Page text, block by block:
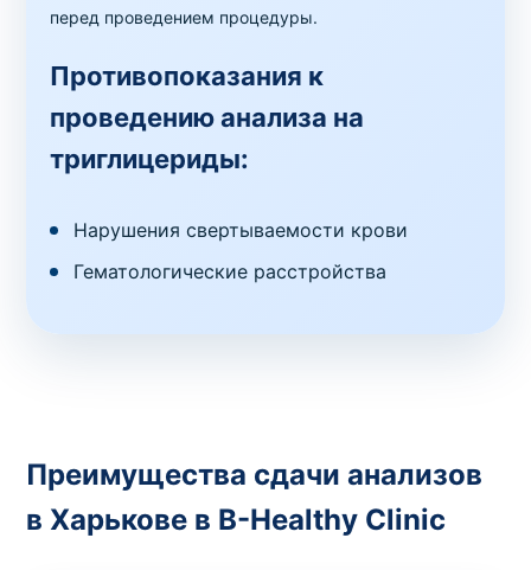
перед проведением процедуры.
Противопоказания к
проведению анализа на
триглицериды:
Нарушения свертываемости крови
Гематологические расстройства
Преимущества сдачи анализов
в Харькове в B-Healthy Clinic